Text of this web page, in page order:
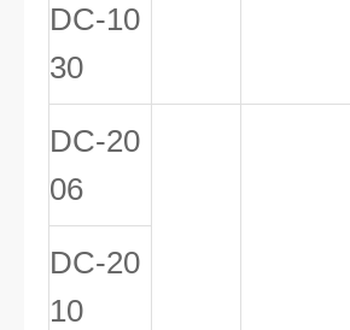
DC-10
30
DC-20
06
DC-20
10